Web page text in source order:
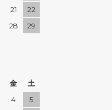
21
22
28
29
金
土
4
5